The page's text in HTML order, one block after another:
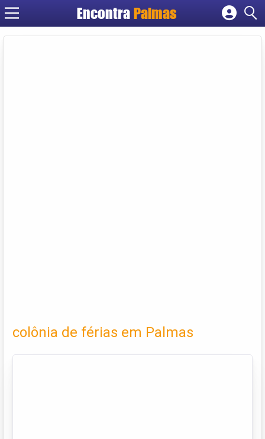
Encontra Palmas
Cadastrar empresa
colônia de férias em Palmas